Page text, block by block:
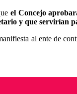
el Concejo
y que servirían
al ente de